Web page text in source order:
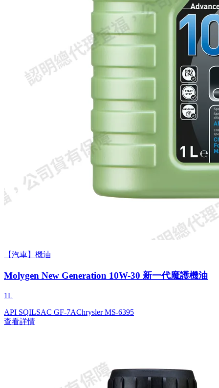
【汽車】機油
Molygen New Gener­a­tion 10W-30 新一代魔護機油
1L
API SQILSAC GF-7AChrysler MS-6395
查看詳情